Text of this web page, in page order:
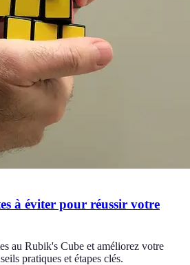
à éviter pour réussir votre
au Rubik's Cube et améliorez votre
pratiques et étapes clés.